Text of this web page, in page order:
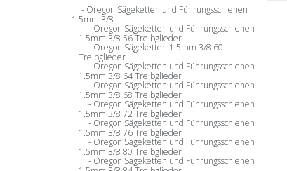
Oregon Sägeketten und Führungsschienen
1.5mm 3/8
Oregon Sägeketten und Führungsschienen
1.5mm 3/8 56 Treibglieder
Oregon Sägeketten 1.5mm 3/8 60
Treibglieder
Oregon Sägeketten und Führungsschienen
1.5mm 3/8 64 Treibglieder
Oregon Sägeketten und Führungsschienen
1.5mm 3/8 68 Treibglieder
Oregon Sägeketten und Führungsschienen
1.5mm 3/8 72 Treibglieder
Oregon Sägeketten und Führungsschienen
1.5mm 3/8 76 Treibglieder
Oregon Sägeketten und Führungsschienen
1.5mm 3/8 80 Treibglieder
Oregon Sägeketten und Führungsschienen